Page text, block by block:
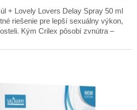
+ Lovely Lovers Delay Spray 50 ml
riešenie pre lepší sexuálny výkon,
Kým Crilex pôsobí zvnútra –